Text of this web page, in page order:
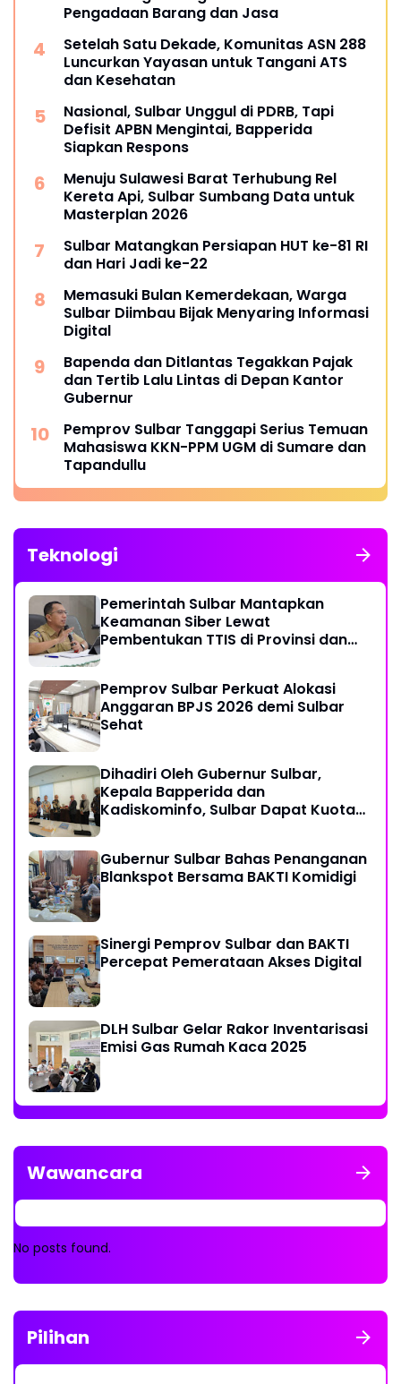
Pengadaan Barang dan Jasa
Setelah Satu Dekade, Komunitas ASN 288
Luncurkan Yayasan untuk Tangani ATS
dan Kesehatan
Nasional, Sulbar Unggul di PDRB, Tapi
Defisit APBN Mengintai, Bapperida
Siapkan Respons
Menuju Sulawesi Barat Terhubung Rel
Kereta Api, Sulbar Sumbang Data untuk
Masterplan 2026
Sulbar Matangkan Persiapan HUT ke-81 RI
dan Hari Jadi ke-22
Memasuki Bulan Kemerdekaan, Warga
Sulbar Diimbau Bijak Menyaring Informasi
Digital
Bapenda dan Ditlantas Tegakkan Pajak
dan Tertib Lalu Lintas di Depan Kantor
Gubernur
Pemprov Sulbar Tanggapi Serius Temuan
Mahasiswa KKN-PPM UGM di Sumare dan
Tapandullu
Teknologi
Pemerintah Sulbar Mantapkan
Keamanan Siber Lewat
Pembentukan TTIS di Provinsi dan
Pemprov Sulbar Perkuat Alokasi
Anggaran BPJS 2026 demi Sulbar
Sehat
Dihadiri Oleh Gubernur Sulbar,
Kepala Bapperida dan
Kadiskominfo, Sulbar Dapat Kuota
Gubernur Sulbar Bahas Penanganan
Blankspot Bersama BAKTI Komidigi
Sinergi Pemprov Sulbar dan BAKTI
Percepat Pemerataan Akses Digital
DLH Sulbar Gelar Rakor Inventarisasi
Emisi Gas Rumah Kaca 2025
Wawancara
No posts found.
Pilihan